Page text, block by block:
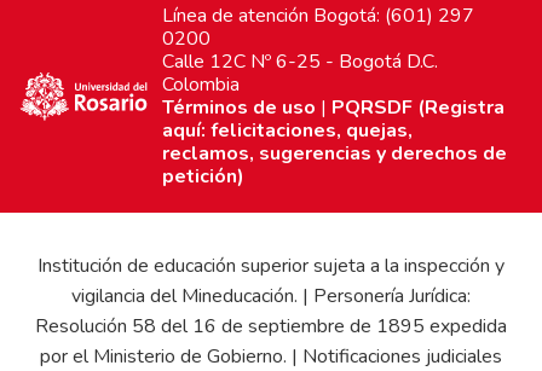
Línea de atención Bogotá: (601) 297
0200
Calle 12C Nº 6-25 - Bogotá D.C.
Colombia
Términos de uso | PQRSDF (Registra
aquí: felicitaciones, quejas,
reclamos, sugerencias y derechos de
petición)
Institución de educación superior sujeta a la inspección y
vigilancia del Mineducación. | Personería Jurídica:
Resolución 58 del 16 de septiembre de 1895 expedida
por el Ministerio de Gobierno. | Notificaciones judiciales